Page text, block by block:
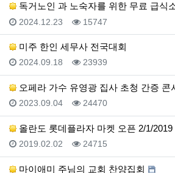
독거노인 과 노숙자를 위한 무료 급식
등록일
2024.12.23 조회
15747
미주 한인 세무사 전국대회
등록일
2024.09.18 조회
23939
오페라 가수 유영광 집사 초청 간증
등록일
2023.09.04 조회
24470
올란도 롯데플라자 마켓 오픈 2/1/2019
등록일
2019.02.02 조회
24715
마이애미 주님의 교회 찬양집회